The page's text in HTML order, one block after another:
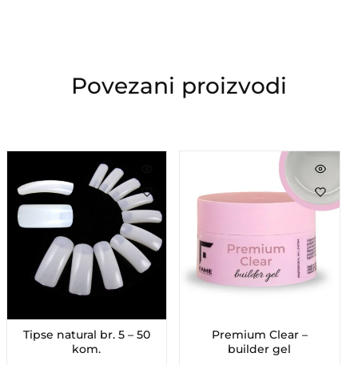
Povezani proizvodi
Tipse natural br. 5 – 50
kom.
Premium Clear –
builder gel